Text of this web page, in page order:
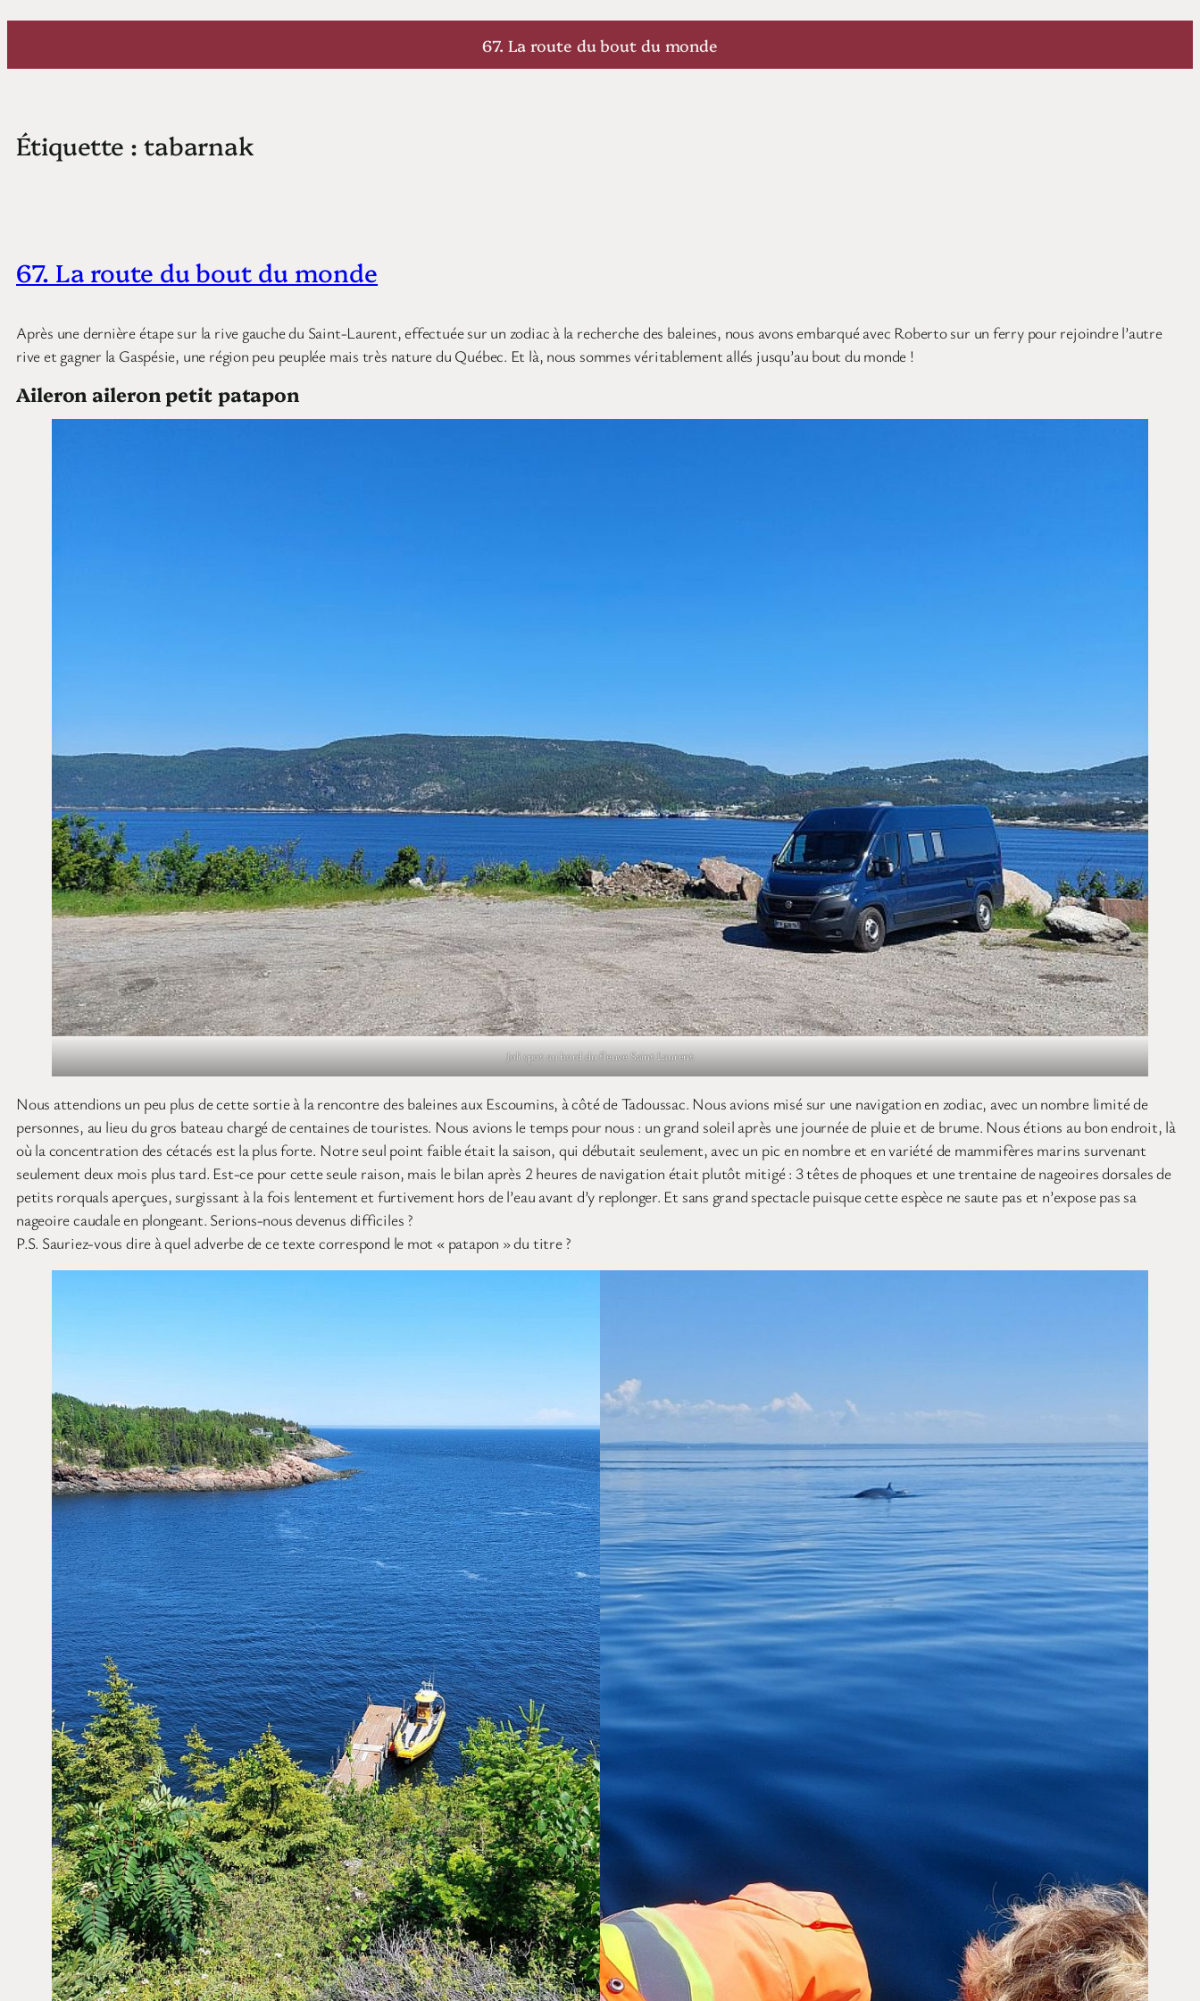
Aller
contenu
67. La route du bout du monde
Étiquette : tabarnak
67. La route du bout du monde
Après une dernière étape sur la rive gauche du Saint-Laurent, effectuée sur un zodiac à la recherche des baleines, nous avons embarqué avec Roberto sur un ferry pour rejoindre l’autre
rive et gagner la Gaspésie, une région peu peuplée mais très nature du Québec. Et là, nous sommes véritablement allés jusqu’au bout du monde !
Aileron aileron petit patapon
Joli spot au bord du fleuve Saint Laurent
Nous attendions un peu plus de cette sortie à la rencontre des baleines aux Escoumins, à côté de Tadoussac. Nous avions misé sur une navigation en zodiac, avec un nombre limité de
personnes, au lieu du gros bateau chargé de centaines de touristes. Nous avions le temps pour nous : un grand soleil après une journée de pluie et de brume. Nous étions au bon endroit, là
où la concentration des cétacés est la plus forte. Notre seul point faible était la saison, qui débutait seulement, avec un pic en nombre et en variété de mammifères marins survenant
seulement deux mois plus tard. Est-ce pour cette seule raison, mais le bilan après 2 heures de navigation était plutôt mitigé : 3 têtes de phoques et une trentaine de nageoires dorsales de
petits rorquals aperçues, surgissant à la fois lentement et furtivement hors de l’eau avant d’y replonger. Et sans grand spectacle puisque cette espèce ne saute pas et n’expose pas sa
nageoire caudale en plongeant. Serions-nous devenus difficiles ?
P.S. Sauriez-vous dire à quel adverbe de ce texte correspond le mot « patapon » du titre ?